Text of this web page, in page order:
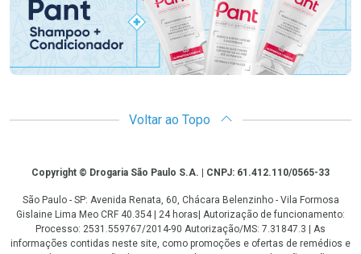
Voltar ao Topo
CopyrightCopyright © Drogaria São Paulo S.A. | CNPJ: 61.412.110/0565-33
São Paulo - SP: Avenida Renata, 60, Chácara Belenzinho - Vila Formosa
Gislaine Lima Meo CRF 40.354 | 24 horas| Autorização de funcionamento:
Processo: 2531.559767/2014-90 Autorização/MS: 7.31847.3 | As
informações contidas neste site, como promoções e ofertas de remédios e